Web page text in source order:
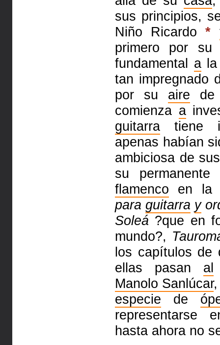
sus principios,
Niño Ricardo*
primero por su
fundamental a
tan impregnado
por su aire de
comienza a
guitarra tiene
apenas habían
ambiciosa de
su
flamenco en la
para guitarra y
Soleá ?que en
mundo?,
los capítulos de
ellas pasan al
Manolo Sanlúcar,
especie de
representarse
hasta ahora no